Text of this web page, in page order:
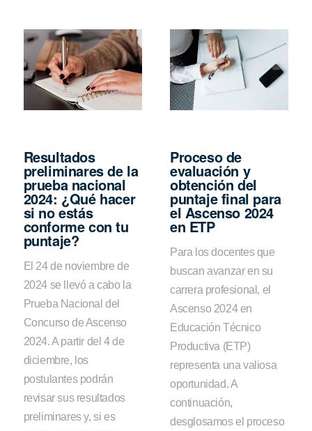
Resultados
preliminares de la
prueba nacional
2024: ¿Qué hacer
si no estás
conforme con tu
puntaje?
El 24 de noviembre de
2024 se llevó a cabo la
Prueba Nacional del
Concurso de Ascenso
2024. A partir del 4 de
diciembre, los
postulantes podrán
revisar sus resultados
preliminares y, si es
Proceso de
evaluación y
obtención del
puntaje final para
el Ascenso 2024
en ETP
Para los docentes que
buscan avanzar en su
carrera profesional, el
Ascenso 2024 en
Educación Técnico
Productiva (ETP)
representa una valiosa
oportunidad. A
continuación,
desglosamos el proceso